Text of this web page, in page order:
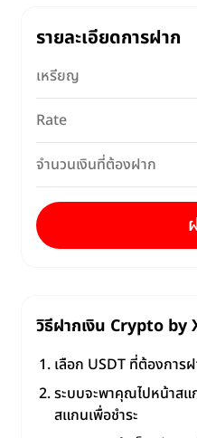
รายละเอียดการฝาก
เหรียญ
Rate
จำนวนเงินที่ต้องฝาก
วิธีฝากเงิน Crypto by
เลือก USDT ที่ต้องกา
ระบบจะพาคุณไปหน้าส
สแกนเพื่อชำระ